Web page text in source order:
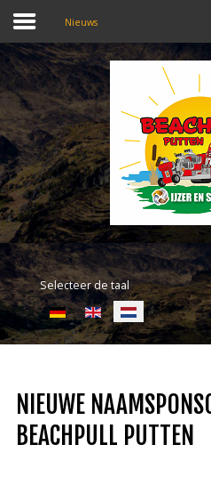
Home
Beachpull
Entree en locatie
Activiteiten
E-Tickets
Nieuws
SEARCH
Selecteer de taal
NIEUWE
BEACHPULL PUTTEN